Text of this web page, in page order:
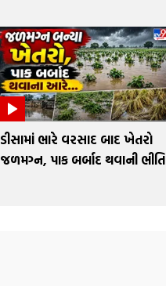
ડીસામાં ભારે વરસાદ બાદ ખેતરો
જળમગ્ન, પાક બર્બાદ થવાની ભીતિ